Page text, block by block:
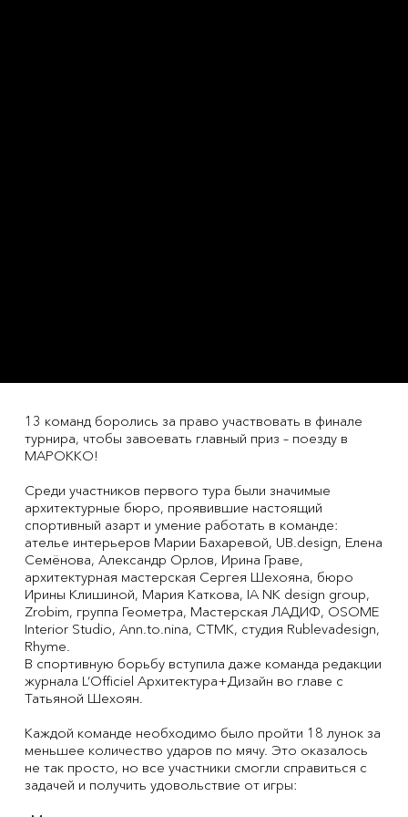
13 команд боролись за право участвовать в финале
турнира, чтобы завоевать главный приз – поезду в
МАРОККО!
Среди участников первого тура были значимые
архитектурные бюро, проявившие настоящий
спортивный азарт и умение работать в команде:
ателье интерьеров Марии Бахаревой, UB.design, Елена
Семёнова, Александр Орлов, Ирина Граве,
архитектурная мастерская Сергея Шехояна, бюро
Ирины Клишиной, Мария Каткова, IA NK design group,
Zrobim, группа Геометра, Мастерская ЛАДИФ, OSOME
Interior Studio, Ann.to.nina, СТМК, студия Rublevadesign,
Rhyme.
В спортивную борьбу вступила даже команда редакции
журнала L’Officiel Архитектура+Дизайн во главе с
Татьяной Шехоян.
Каждой команде необходимо было пройти 18 лунок за
меньшее количество ударов по мячу. Это оказалось
не так просто, но все участники смогли справиться с
задачей и получить удовольствие от игры: